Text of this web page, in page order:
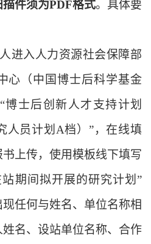
件须为PDF格式。具体要
进入人力资源社会保障部
心（中国博士后科学基金
“博士后创新人才支持计划
人员计划A档）”，在线填
上传，使用模板线下填写
期间拟开展的研究计划”
任何与姓名、单位名称相
名、设站单位名称、合作